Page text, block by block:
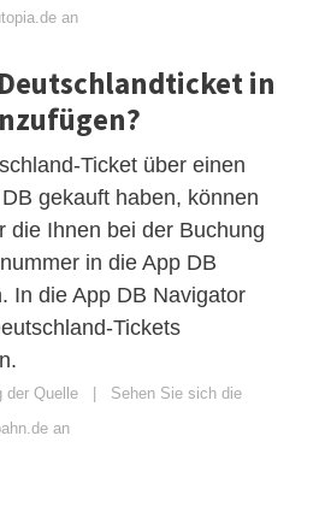
an
in
Ticket über einen
gekauft haben, können
die Ihnen bei der Buchung
in die App DB
In die App DB Navigator
Tickets
der Quelle | Sehen Sie sich die
an